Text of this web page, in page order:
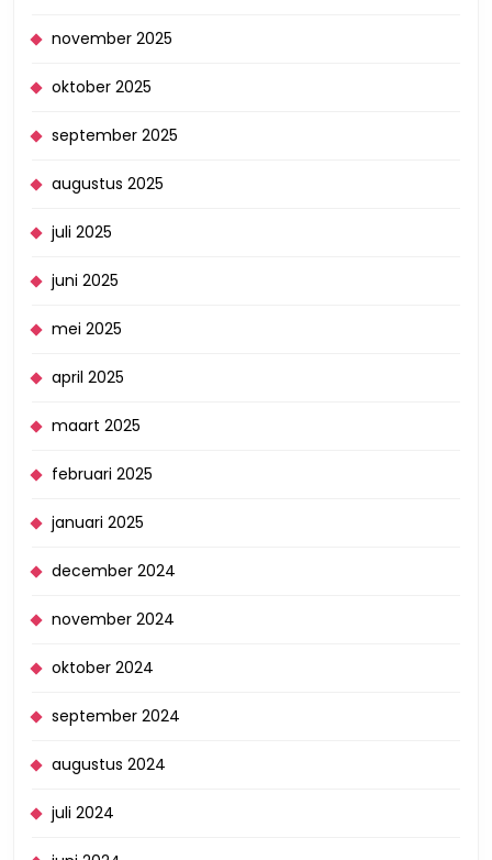
november 2025
oktober 2025
september 2025
augustus 2025
juli 2025
juni 2025
mei 2025
april 2025
maart 2025
februari 2025
januari 2025
december 2024
november 2024
oktober 2024
september 2024
augustus 2024
juli 2024